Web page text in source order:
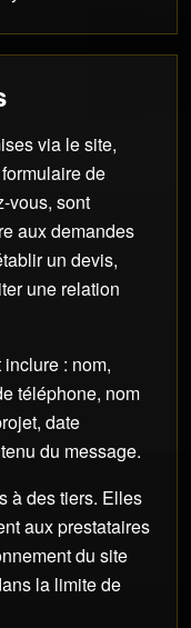
via le site,
de
vous, sont
aux demandes
un devis,
une relation
: nom,
téléphone, nom
date
du message.
à des tiers. Elles
aux prestataires
du site
la limite de